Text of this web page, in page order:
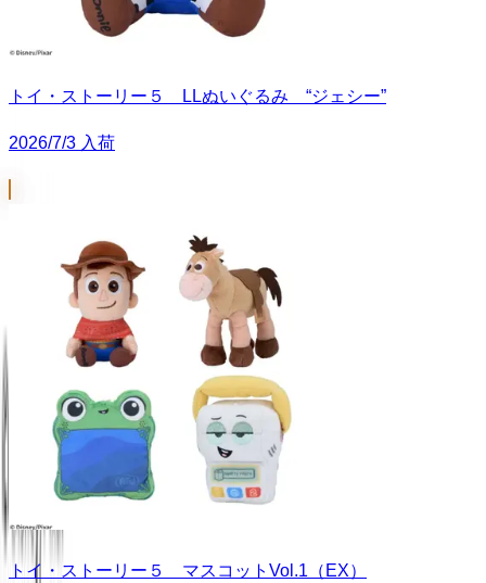
トイ・ストーリー５ LLぬいぐるみ “ジェシー”
2026/7/3 入荷
トイ・ストーリー５ マスコットVol.1（EX）